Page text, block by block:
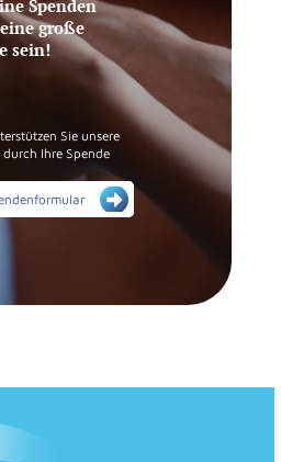
Spenden
große
sein!
Sie unsere
Ihre Spende